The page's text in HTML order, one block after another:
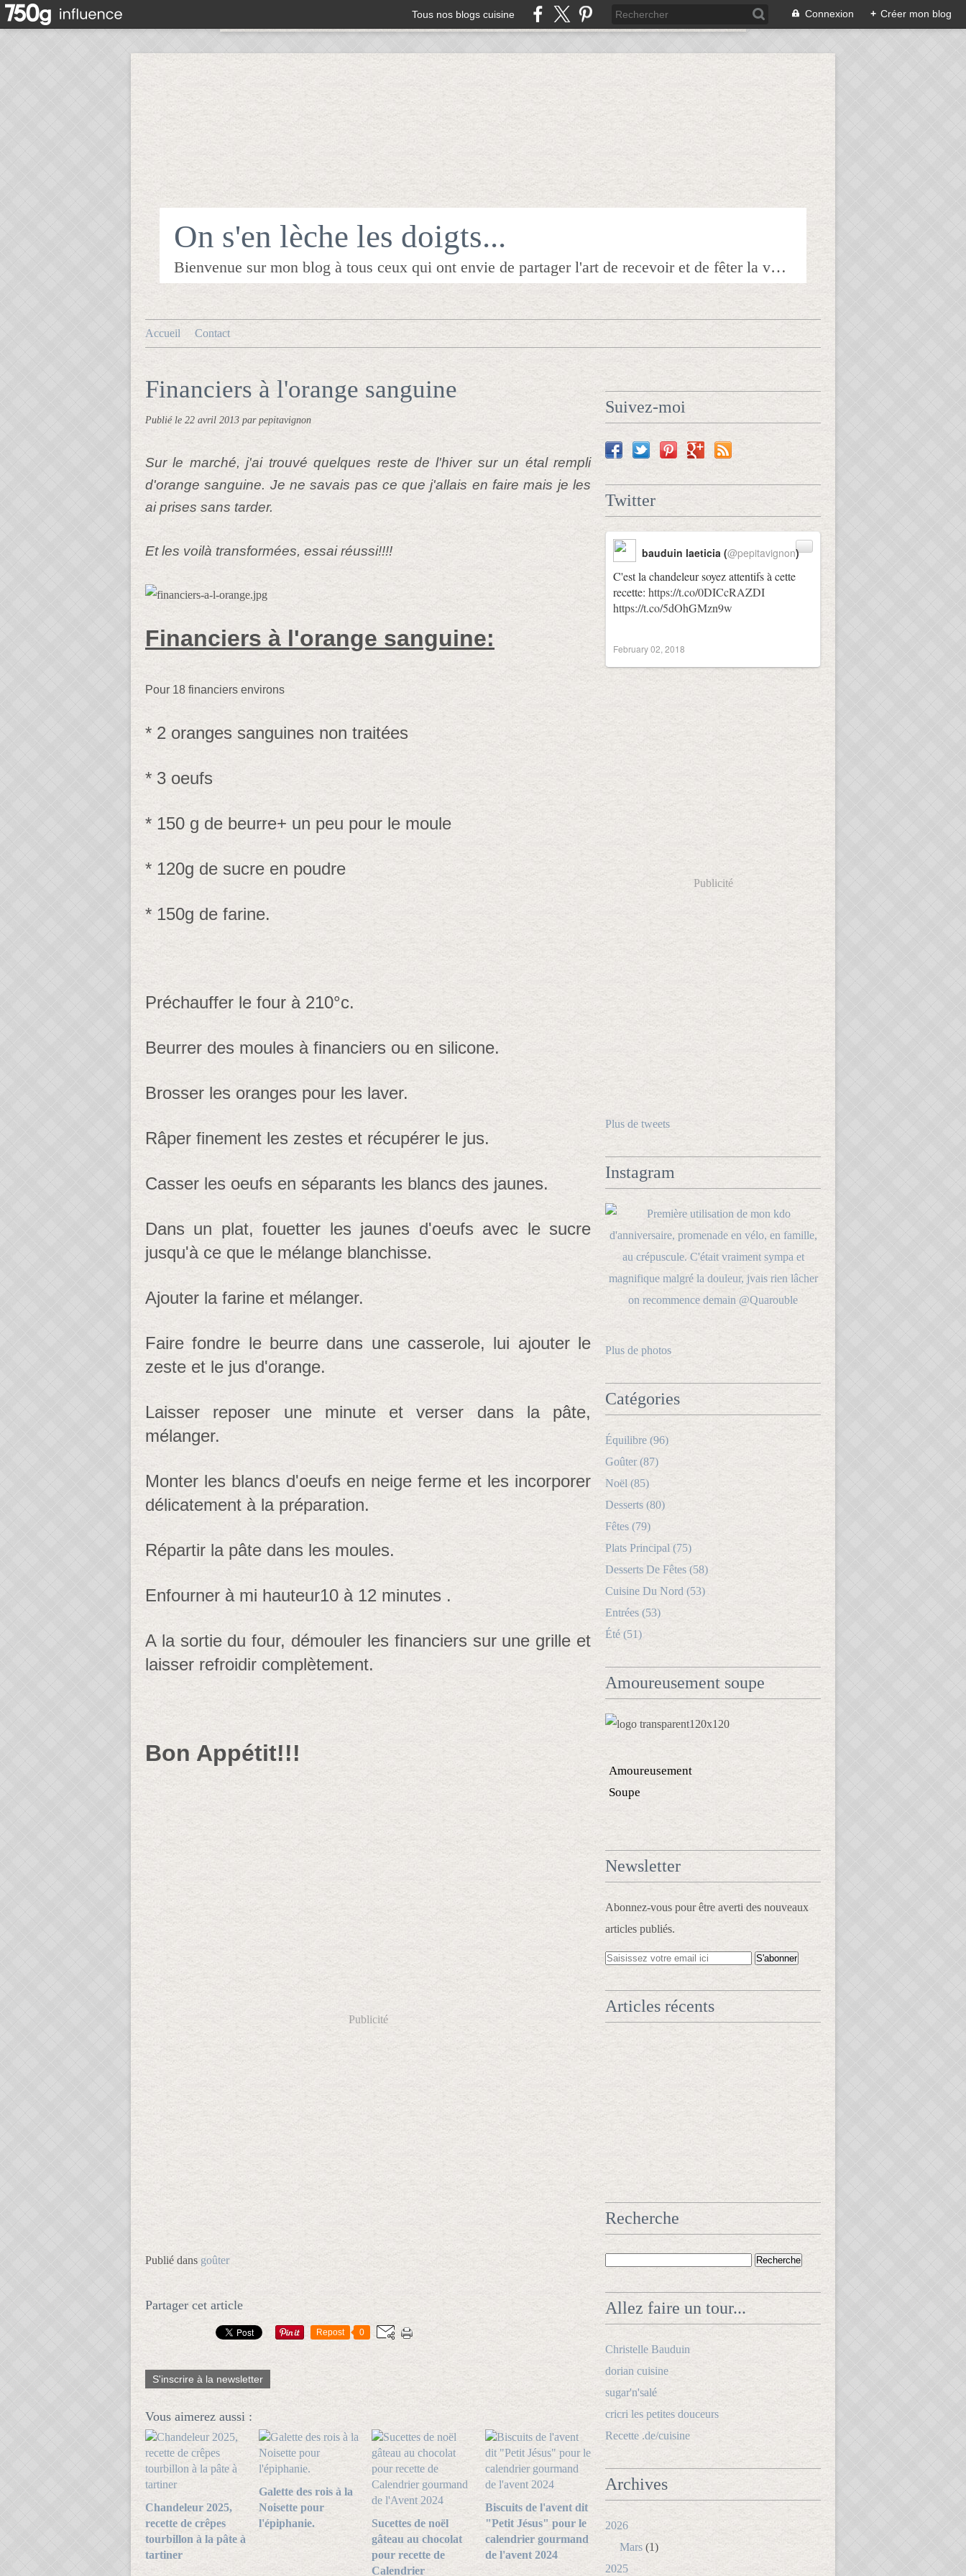
Tous nos blogs cuisine Connexion + Créer mon blog
On s'en lèche les doigts...
Bienvenue sur mon blog à tous ceux qui ont envie de partager l'art de recevoir et de fêter la veille le lendemain.Pour tous les épicuriens, hédonistes et autres amoureux de la bonne chair!!!!j'espère que vous trouverez mes astuces et mes recettes amusantes et que vous prendrez plaisir à les réaliser.n'hésitez surtout pas à me laisser vos réactions ou vos suggestions pour que tout le monde en profite!!!allez maintenant tous à table!!! Pepitavignon.
Accueil Contact
Financiers à l'orange sanguine
Publié le 22 avril 2013 par pepitavignon
Sur le marché, j'ai trouvé quelques reste de l'hiver sur un étal rempli
d'orange sanguine. Je ne savais pas ce que j'allais en faire mais je les
ai prises sans tarder.
Et les voilà transformées, essai réussi!!!!
Financiers à l'orange sanguine:
Pour 18 financiers environs
* 2 oranges sanguines non traitées
* 3 oeufs
* 150 g de beurre+ un peu pour le moule
* 120g de sucre en poudre
* 150g de farine.
Préchauffer le four à 210°c.
Beurrer des moules à financiers ou en silicone.
Brosser les oranges pour les laver.
Râper finement les zestes et récupérer le jus.
Casser les oeufs en séparants les blancs des jaunes.
Dans un plat, fouetter les jaunes d'oeufs avec le sucre
jusqu'à ce que le mélange blanchisse.
Ajouter la farine et mélanger.
Faire fondre le beurre dans une casserole, lui ajouter le
zeste et le jus d'orange.
Laisser reposer une minute et verser dans la pâte,
mélanger.
Monter les blancs d'oeufs en neige ferme et les incorporer
délicatement à la préparation.
Répartir la pâte dans les moules.
Enfourner à mi hauteur10 à 12 minutes .
A la sortie du four, démouler les financiers sur une grille et
laisser refroidir complètement.
Bon Appétit!!!
Publicité
Publié dans goûter
Partager cet article
Repost 0
S'inscrire à la newsletter
Vous aimerez aussi :
Chandeleur 2025,
recette de crêpes
tourbillon à la pâte à
tartiner
Galette des rois à la
Noisette pour
l'épiphanie.
Sucettes de noël
gâteau au chocolat
pour recette de
Calendrier
Biscuits de l'avent dit
"Petit Jésus" pour le
calendrier gourmand
de l'avent 2024
Suivez-moi
Twitter
C'est la chandeleur soyez attentifs à cette
recette: https://t.co/0DICcRAZDI
https://t.co/5dOhGMzn9w
bauduin laeticia (@pepitavignon)
February 02, 2018
Publicité
Plus de tweets
Instagram
Plus de photos
Catégories
Équilibre (96)
Goûter (87)
Noël (85)
Desserts (80)
Fêtes (79)
Plats Principal (75)
Desserts De Fêtes (58)
Cuisine Du Nord (53)
Entrées (53)
Été (51)
Amoureusement soupe
Amoureusement
Soupe
Newsletter
Abonnez-vous pour être averti des nouveaux
articles publiés.
Articles récents
Recherche
Allez faire un tour...
Christelle Bauduin
dorian cuisine
sugar'n'salé
cricri les petites douceurs
Recette .de/cuisine
Archives
2026
Mars (1)
2025